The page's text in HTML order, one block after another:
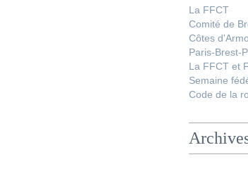
La FFCT
Comité de
Côtes
Paris-Brest-
La FFCT et
Semaine
Code de la